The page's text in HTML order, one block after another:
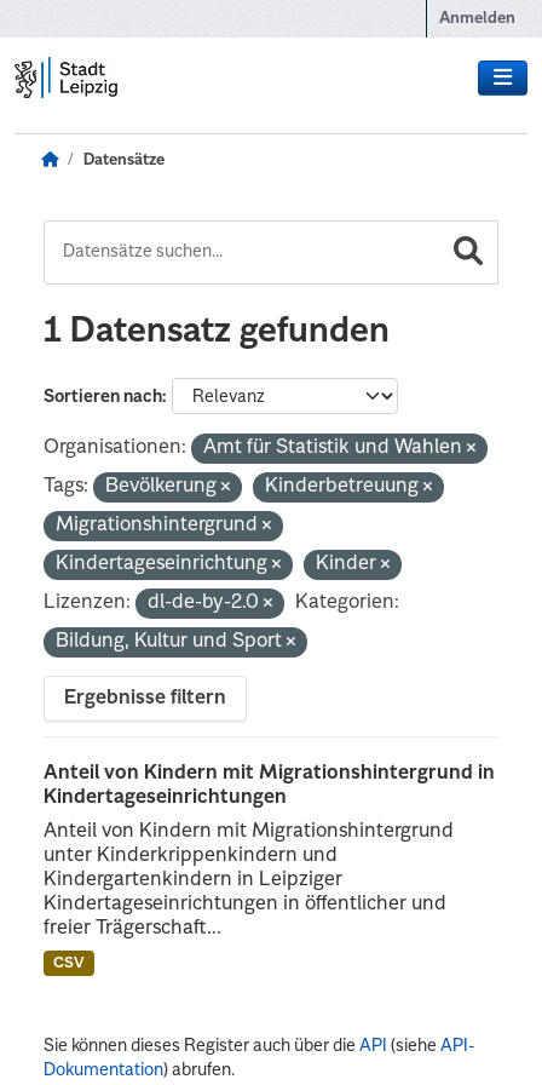
Anmelden
Datensätze
1 Datensatz gefunden
Sortieren nach
Organisationen:
Amt für Statistik und Wahlen
Tags:
Bevölkerung
Kinderbetreuung
Migrationshintergrund
Kindertageseinrichtung
Kinder
Lizenzen:
dl-de-by-2.0
Kategorien:
Bildung, Kultur und Sport
Ergebnisse filtern
Anteil von Kindern mit Migrationshintergrund in
Kindertageseinrichtungen
Anteil von Kindern mit Migrationshintergrund
unter Kinderkrippenkindern und
Kindergartenkindern in Leipziger
Kindertageseinrichtungen in öffentlicher und
freier Trägerschaft...
CSV
Sie können dieses Register auch über dieAPI (sieheAPI-
Dokumentation) abrufen.